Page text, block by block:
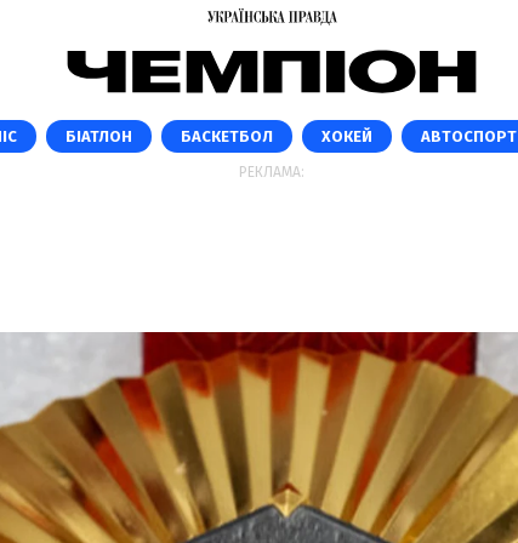
БІАТЛОН БАСКЕТБОЛ ХОКЕЙ АВТОСПОРТ
РЕКЛАМА: